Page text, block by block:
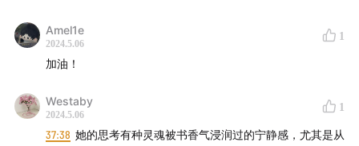
1:11:22 已经做到头部博主了，未来的路在哪里？
1:13:53“老婆，亏钱的方式有很多种，咱们不急”
1:14:15想做得事还很多，让我们拭目以待
Amel1e
2024.5.06
1
加油！
Westaby
2024.5.06
1
37:38 她的思考有种灵魂被书香气浸润过的宁静感，尤其是从